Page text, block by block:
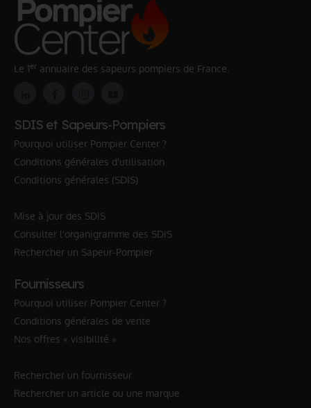
Le 1er annuaire des sapeurs pompiers de France.
SDIS et Sapeurs-Pompiers
Pourquoi utiliser Pompier Center ?
Conditions générales d'utilisation
Conditions générales (SDIS)
Mise à jour des SDIS
Consulter l'organigramme des SDIS
Rechercher un Sapeur-Pompier
Fournisseurs
Pourquoi utiliser Pompier Center ?
Conditions générales de vente
Nos offres « visibilité »
Rechercher un fournisseur
Rechercher un article ou une marque